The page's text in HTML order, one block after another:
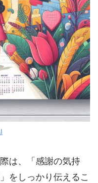
は、「感謝の気持
をしっかり伝えるこ